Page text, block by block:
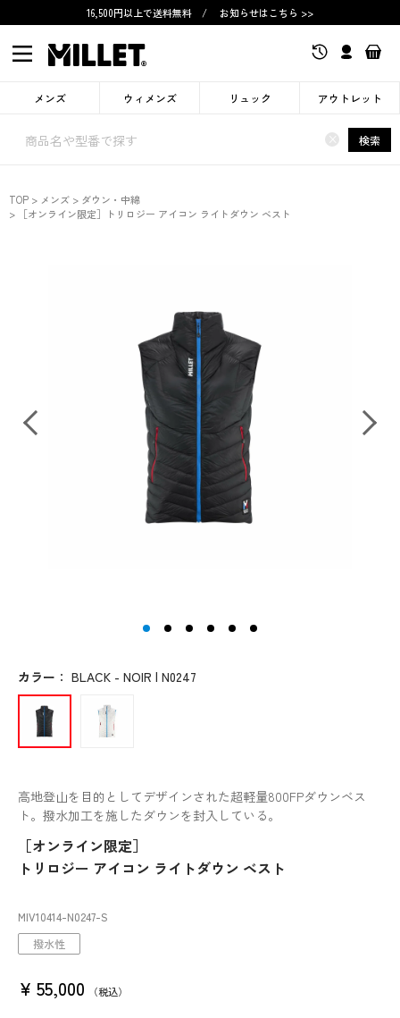
16,500円以上で送料無料 / お知らせはこちら >>
メンズ ウィメンズ リュック アウトレット
× 検索
TOP メンズ
ダウン・中綿
［オンライン限定］トリロジー アイコン ライトダウン ベスト
高地登山を目的としてデザインされた超軽量800FPダウンベス
ト。撥水加工を施したダウンを封入している。
［オンライン限定］
トリロジー アイコン ライトダウン ベスト
MIV10414-N0247-S
撥水性
¥ 55,000 税込
カラー ： BLACK - NOIR | N0247